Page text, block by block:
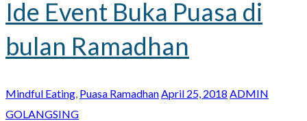
Ide Event Buka Puasa di
bulan Ramadhan
Mindful Eating Puasa Ramadhan April 25, 2018 ADMIN
GOLANGSING